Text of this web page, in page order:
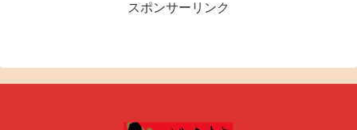
スポンサーリンク